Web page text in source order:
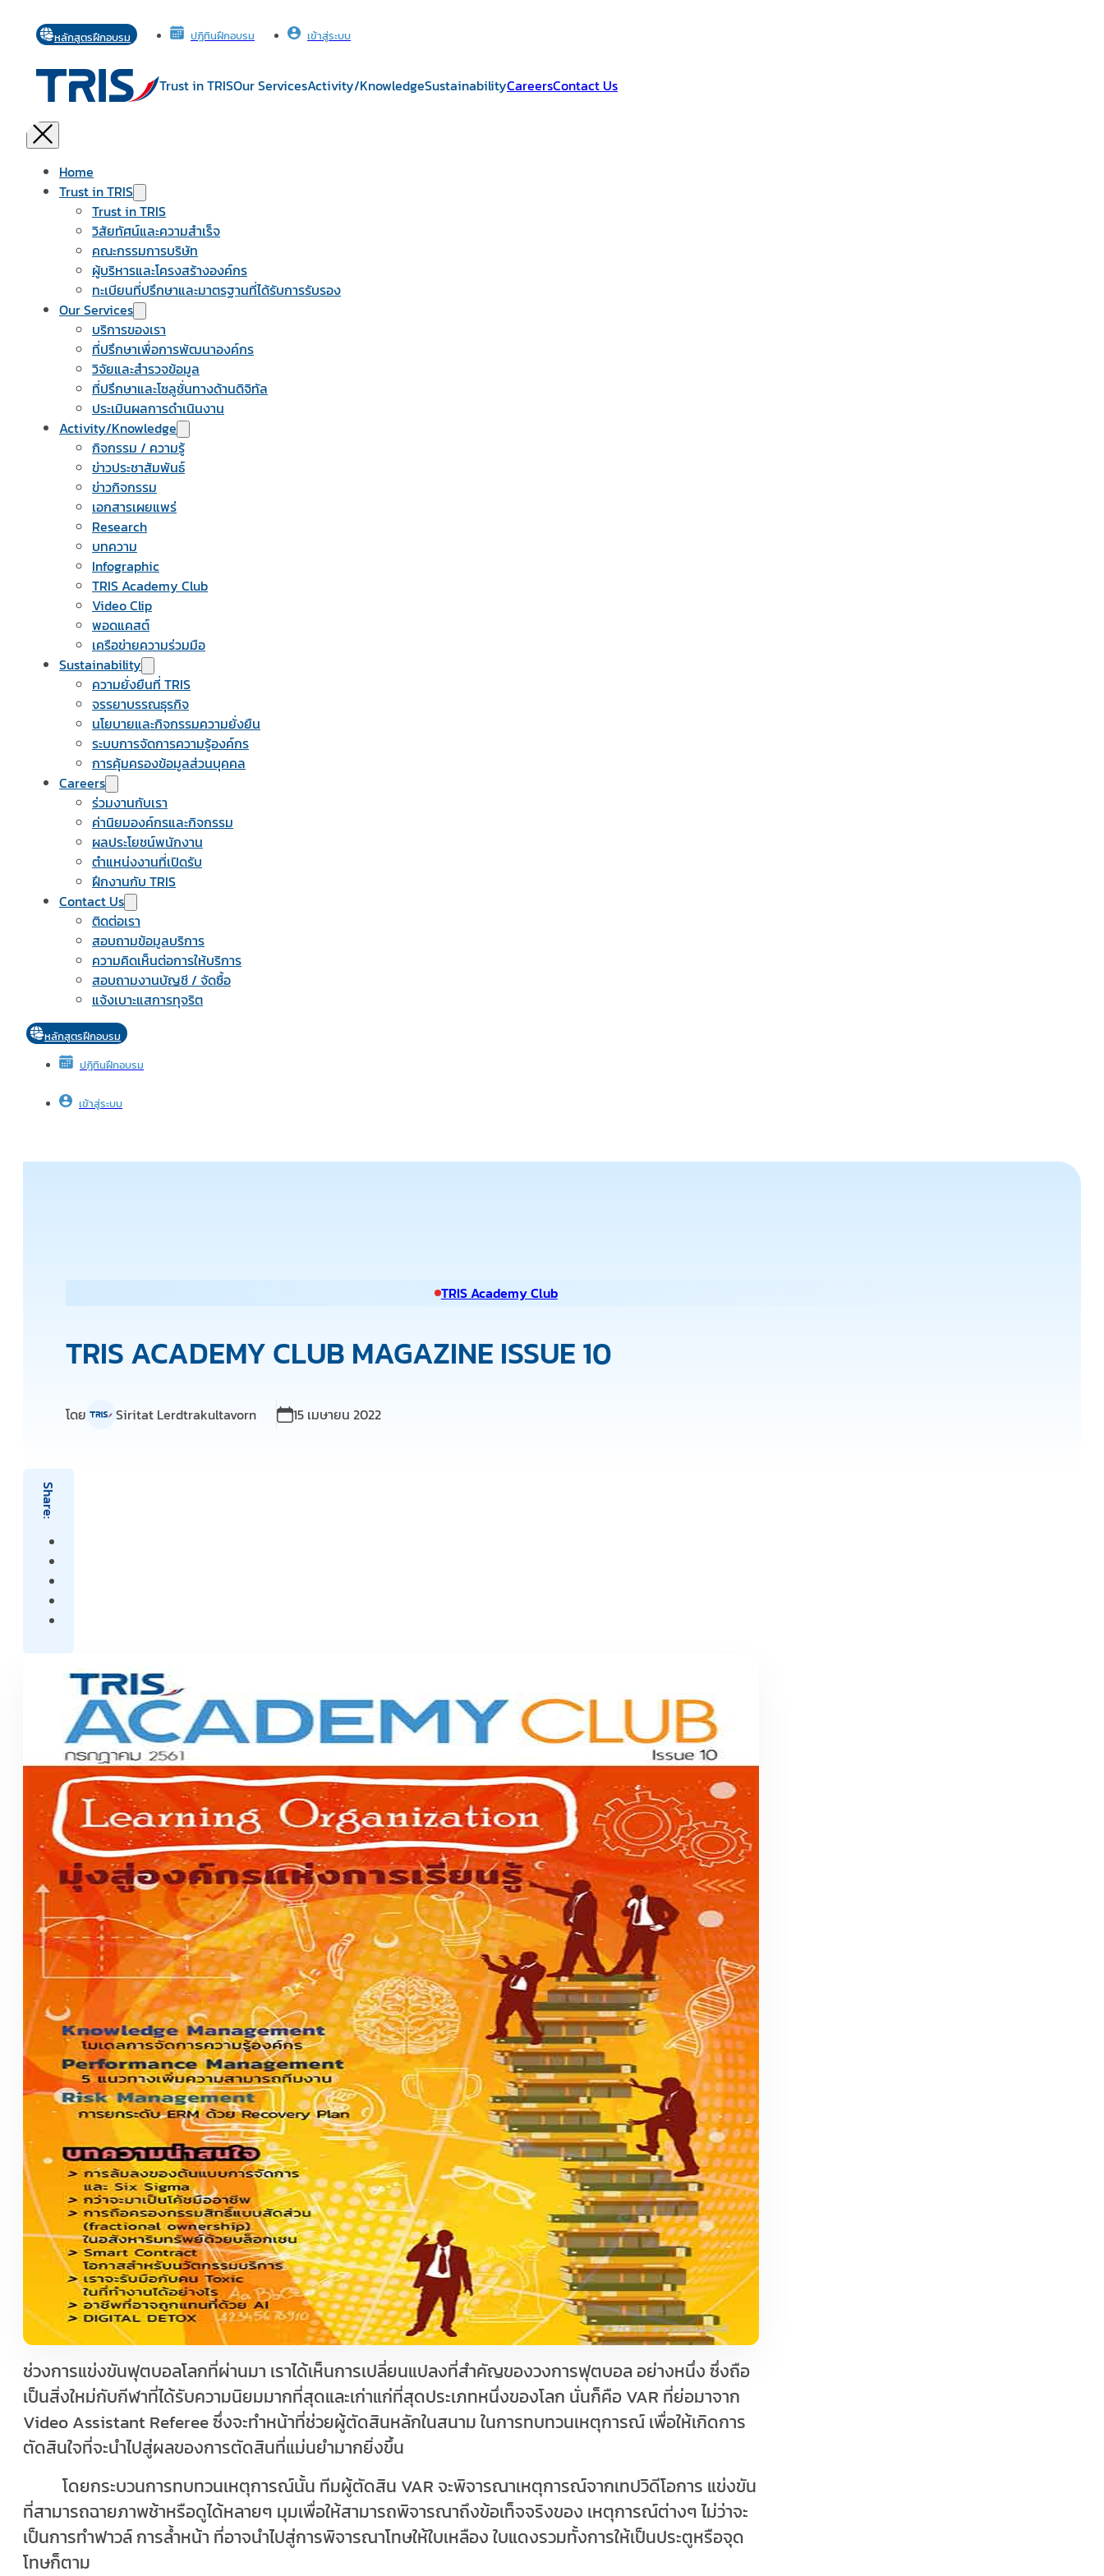
หลักสูตรฝึกอบรม ปฎิทินฝึกอบรม เข้าสู่ระบบ
Trust in TRISOur ServicesActivity/KnowledgeSustainabilityCareersContact Us
Home
Trust in TRIS
Trust in TRIS
วิสัยทัศน์และความสำเร็จ
คณะกรรมการบริษัท
ผู้บริหารและโครงสร้างองค์กร
ทะเบียนที่ปรึกษาและมาตรฐานที่ได้รับการรับรอง
Our Services
บริการของเรา
ที่ปรึกษาเพื่อการพัฒนาองค์กร
วิจัยและสำรวจข้อมูล
ที่ปรึกษาและโซลูชั่นทางด้านดิจิทัล
ประเมินผลการดำเนินงาน
Activity/Knowledge
กิจกรรม / ความรู้
ข่าวประชาสัมพันธ์
ข่าวกิจกรรม
เอกสารเผยแพร่
Research
บทความ
Infographic
TRIS Academy Club
Video Clip
พอดแคสต์
เครือข่ายความร่วมมือ
Sustainability
ความยั่งยืนที่ TRIS
จรรยาบรรณธุรกิจ
นโยบายและกิจกรรมความยั่งยืน
ระบบการจัดการความรู้องค์กร
การคุ้มครองข้อมูลส่วนบุคคล
Careers
ร่วมงานกับเรา
ค่านิยมองค์กรและกิจกรรม
ผลประโยชน์พนักงาน
ตำแหน่งงานที่เปิดรับ
ฝึกงานกับ TRIS
Contact Us
ติดต่อเรา
สอบถามข้อมูลบริการ
ความคิดเห็นต่อการให้บริการ
สอบถามงานบัญชี / จัดซื้อ
แจ้งเบาะแสการทุจริต
หลักสูตรฝึกอบรม
ปฎิทินฝึกอบรม
เข้าสู่ระบบ
TRIS Academy Club
TRIS ACADEMY CLUB MAGAZINE ISSUE 10
โดย Siritat Lerdtrakultavorn 15 เมษายน 2022
Share:
ช่วงการแข่งขันฟุตบอลโลกที่ผ่านมา เราได้เห็นการเปลี่ยนแปลงที่สำคัญของวงการฟุตบอล อย่างหนึ่ง ซึ่งถือ
เป็นสิ่งใหม่กับกีฬาที่ได้รับความนิยมมากที่สุดและเก่าแก่ที่สุดประเภทหนึ่งของโลก นั่นก็คือVAR ที่ย่อมาจาก
Video Assistant Refereeซึ่งจะทำหน้าที่ช่วยผู้ตัดสินหลักในสนาม ในการทบทวนเหตุการณ์ เพื่อให้เกิดการ
ตัดสินใจที่จะนําไปสู่ผลของการตัดสินที่แม่นยํามากยิ่งขึ้น
โดยกระบวนการทบทวนเหตุการณ์นั้น ทีมผู้ตัดสิน VAR จะพิจารณาเหตุการณ์จากเทปวิดีโอการ แข่งขัน
ที่สามารถฉายภาพช้าหรือดูได้หลายๆ มุมเพื่อให้สามารถพิจารณาถึงข้อเท็จจริงของ เหตุการณ์ต่างๆ ไม่ว่าจะ
เป็นการทำฟาวล์ การล้ำหน้า ที่อาจนําไปสู่การพิจารณาโทษให้ใบเหลือง ใบแดงรวมทั้งการให้เป็นประตูหรือจุด
โทษก็ตาม